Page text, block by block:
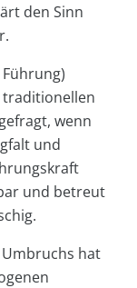
den Sinn
traditionellen
wenn
und
und betreut
Umbruchs hat